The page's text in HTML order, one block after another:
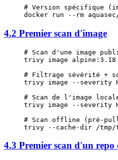
# Version spécifique
docker run --rm
4.2 Premier scan d'image
# Scan d'une image
trivy image alpine:3.18
# Filtrage sévérité +
trivy image --severity
# Scan de l'image
trivy image --severity
# Scan offline (pré-
trivy --cache-dir /tmp/
4.3 Premier scan d'un repo